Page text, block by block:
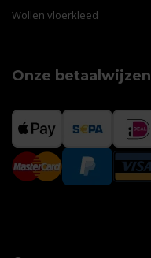
Wollen vloerkleed
Onze betaalwijzen